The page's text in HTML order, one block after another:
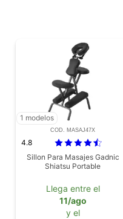
1 modelos
COD. MASAJ47X
4.8
Sillon Para Masajes Gadnic
Shiatsu Portable
Llega entre el
11/ago
y el